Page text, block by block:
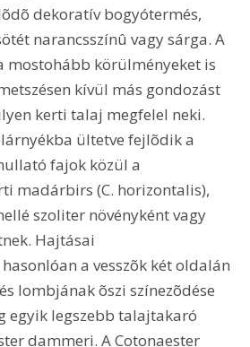
dekoratív bogyótermés,
narancsszínû vagy sárga. A
körülményeket is
kívül más gondozást
kerti talaj megfelel neki.
ültetve fejlõdik a
fajok közül a
madárbirs (C. horizontalis),
szoliter növényként vagy
Hajtásai
a vesszõk két oldalán
lombjának õszi színezõdése
egyik legszebb talajtakaró
dammeri. A Cotonaester